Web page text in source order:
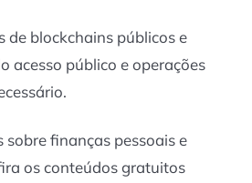
de blockchains públicos e
acesso público e operações
sobre finanças pessoais e
os conteúdos gratuitos